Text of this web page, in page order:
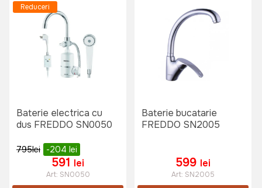
Reduceri
Baterie electrica cu
dus FREDDO SN0050
795lei -204 lei
591 lei
Art: SN0050
Baterie bucatarie
FREDDO SN2005
599 lei
Art: SN2005